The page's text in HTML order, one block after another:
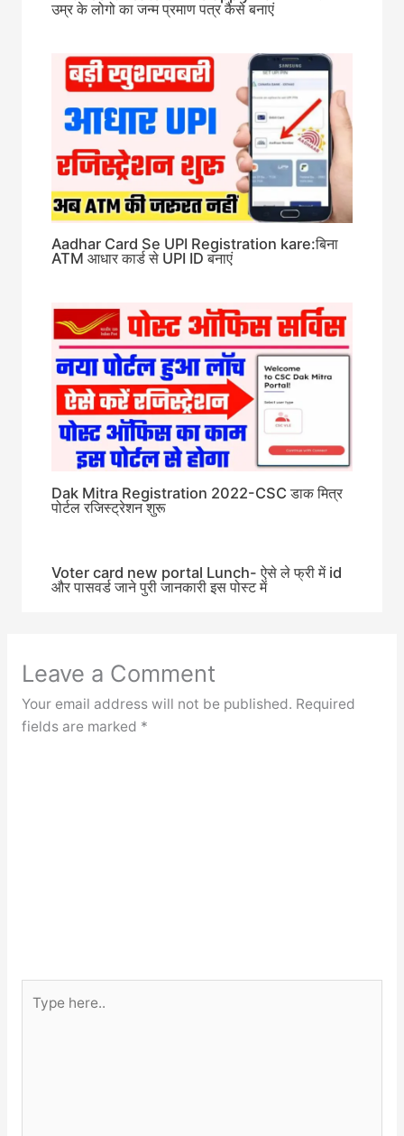
उम्र के लोगो का जन्म प्रमाण पत्र कैसे बनाएं
Aadhar Card Se UPI Registration kare:बिना
ATM आधार कार्ड से UPI ID बनाएं
Dak Mitra Registration 2022-CSC डाक मित्र
पोर्टल रजिस्ट्रेशन शुरू
Voter card new portal Lunch- ऐसे ले फ्री में id
और पासवर्ड जाने पुरी जानकारी इस पोस्ट में
Leave a Comment
Your email address will not be published. Required
fields are marked *
here..